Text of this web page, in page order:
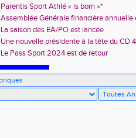
Parentis Sport Athlé « is born »*
Assemblée Générale financière
des Landes d’Athlétisme
La saison des EA/PO est lancée
Une nouvelle présidente à la tête du CD
Le Pass Sport 2024 est de retour